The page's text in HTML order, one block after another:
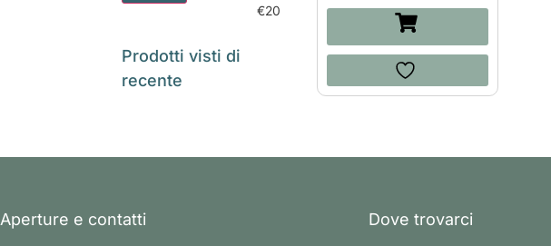
€20
Prodotti visti di
recente
Aperture e contatti Dove trovarci